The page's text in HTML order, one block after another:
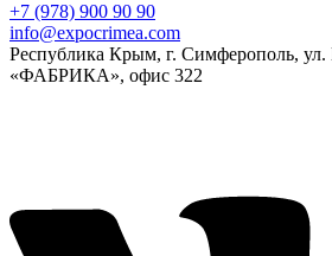
+7 (978) 900 90 90
info@expocrimea.com
Республика Крым, г. Симферополь, ул.
«ФАБРИКА», офис 322